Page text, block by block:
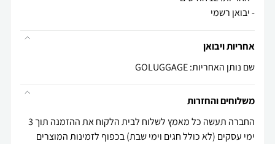
- יבואן רשמי
אחריות ויבואן
שם נותן האחריות: GOLUGGAGE
משלוחים והחזרות
החברה תעשה כל מאמץ לשלוח לבית הלקוח את ההזמנה תוך 3
ימי עסקים (לא כולל חגים וימי שבת) בכפוף לזמינות המוצרים